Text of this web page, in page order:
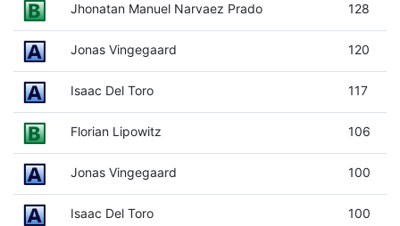
Jhonatan Manuel Narvaez Prado 128
Jonas Vingegaard 120
Isaac Del Toro 117
Florian Lipowitz 106
Jonas Vingegaard 100
Isaac Del Toro 100